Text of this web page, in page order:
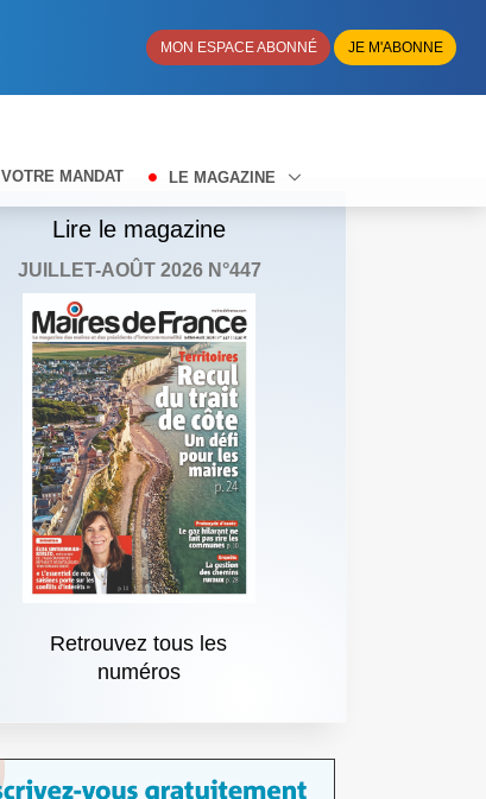
MON ESPACE ABONNÉ JE M'ABONNE
VOTRE MANDAT LE MAGAZINE
Lire le magazine
JUILLET-AOÛT 2026 N°447
Retrouvez tous les
numéros